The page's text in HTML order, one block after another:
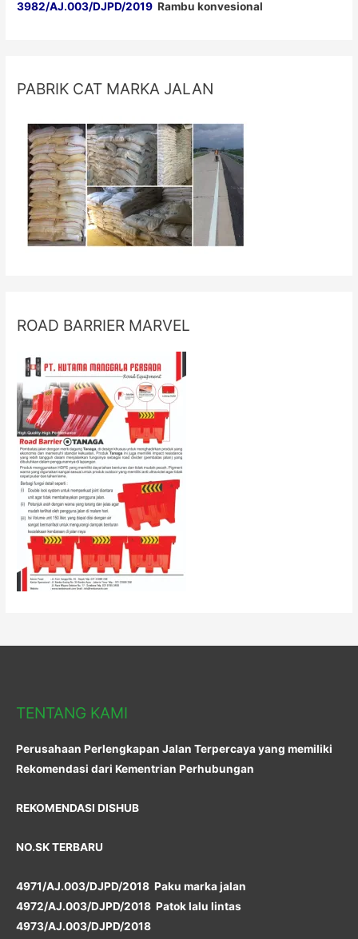
3982/AJ.003/DJPD/2019 Rambu konvesional
PABRIK CAT MARKA JALAN
ROAD BARRIER MARVEL
TENTANG KAMI
Perusahaan Perlengkapan Jalan Terpercaya yang memiliki
Rekomendasi dari Kementrian Perhubungan
REKOMENDASI DISHUB
NO.SK TERBARU
4971/AJ.003/DJPD/2018 Paku marka jalan
4972/AJ.003/DJPD/2018 Patok lalu lintas
4973/AJ.003/DJPD/2018